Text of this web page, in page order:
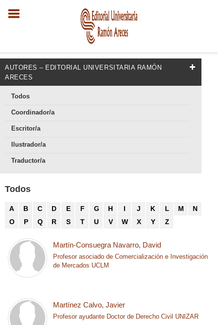
AUTORES – EDITORIAL UNIVERSITARIA RAMÓN
ARECES
Todos
Coordinador/a
Escritor/a
Ilustrador/a
Traductor/a
Todos
A B C D E F G H I J K L M
N
O
P Q R S T U V W X Y Z
Martín-Consuegra Navarro, David
Profesor asociado de Comercialización e Investigación
de Mercados UCLM
Martínez Calvo, ​Javier
Profesor ayudante Doctor de Derecho Civil UNIZAR